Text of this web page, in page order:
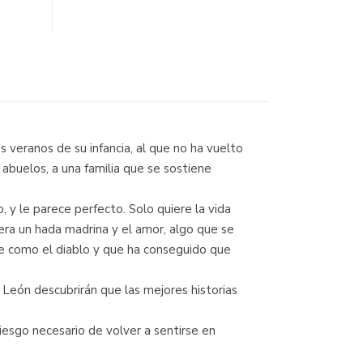
de su infancia, al que no ha vuelto
a una familia que se sostiene
y le parece perfecto. Solo quiere la vida
un hada madrina y el amor, algo que se
como el diablo y que ha conseguido que
descubrirán que las mejores historias
necesario de volver a sentirse en